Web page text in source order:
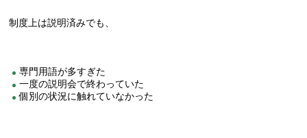
制度上は説明済みでも、
専門用語が多すぎた
一度の説明会で終わっていた
個別の状況に触れていなかった